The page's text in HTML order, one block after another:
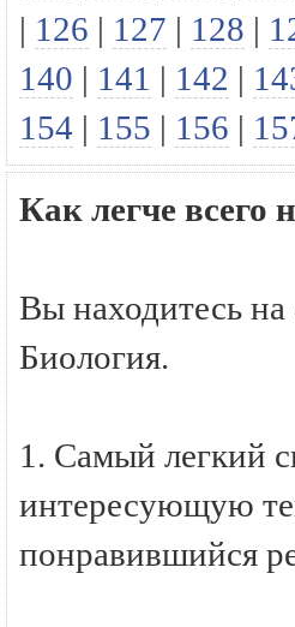
| 126 | 127 | 128 |
140 | 141 | 142 |
154 | 155 | 156 |
Как легче всего
Вы находитесь
Биология.
1. Самый легкий
интересующую
понравившийся